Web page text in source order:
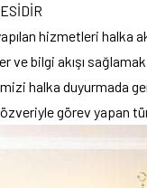
hizmetleri
ve bilgi akışı
halka duyurmada
özveriyle görev